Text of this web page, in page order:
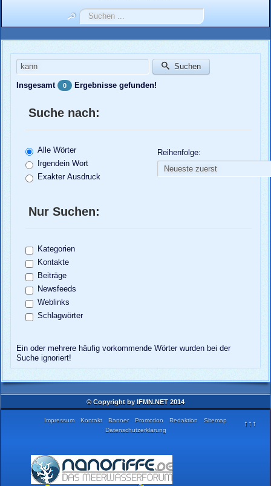
Über Uns
Zuchtberichte
Weitere Berichte
Weblinks
Suchen
...
Suchwörter: Suchen
Insgesamt 0 Ergebnisse gefunden!
Suche nach:
Alle Wörter
Irgendein Wort
Exakter Ausdruck
Reihenfolge:
Nur Suchen:
Kategorien
Kontakte
Beiträge
Newsfeeds
Weblinks
Schlagwörter
Ein oder mehrere häufig vorkommende Wörter wurden bei der
Suche ignoriert!
© Copyright by IFMN.NET 2014
↑↑↑
Impressum Kontakt Banner Promotion Redaktion
Sitemap
Datenschutzerklärung